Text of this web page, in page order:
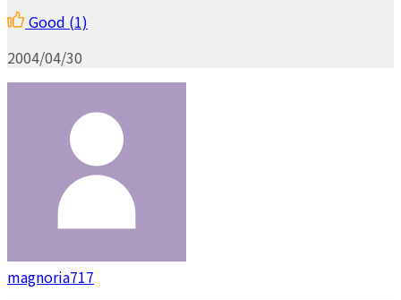
Good (1)
2004/04/30
magnoria717